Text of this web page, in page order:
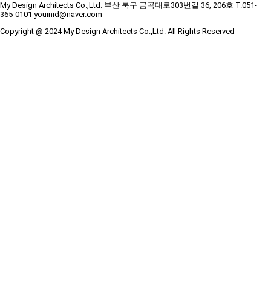
My Design Architects Co.,Ltd. 부산 북구 금곡대로303번길 36, 206호 T.051-
365-0101 youinid@naver.com
Copyright @ 2024 My Design Architects Co.,Ltd. All Rights Reserved